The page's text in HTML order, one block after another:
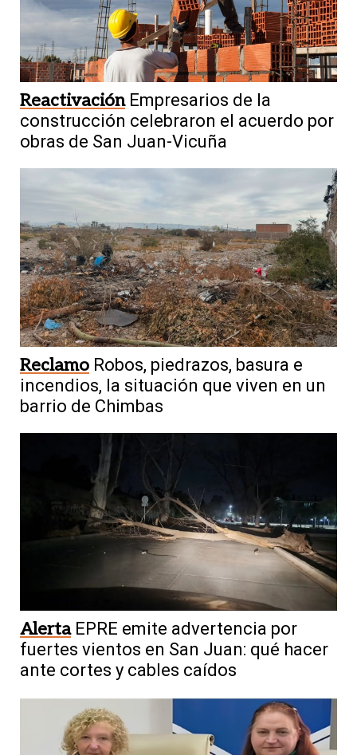
Reactivación Empresarios de la
construcción celebraron el acuerdo por
obras de San Juan-Vicuña
Reclamo Robos, piedrazos, basura e
incendios, la situación que viven en un
barrio de Chimbas
Alerta EPRE emite advertencia por
fuertes vientos en San Juan: qué hacer
ante cortes y cables caídos